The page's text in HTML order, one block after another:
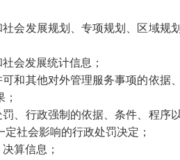
社会发展规划、专项规划、区域规
会发展统计信息；
可和其他对外管理服务事项的依据
罚、行政强制的依据、条件、程序
社会影响的行政处罚决定；
算信息；